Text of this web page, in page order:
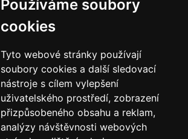
Používáme soubory
cookies
Tyto webové stránky používají
soubory cookies a další sledovací
nástroje s cílem vylepšení
uživatelského prostředí, zobrazení
přizpůsobeného obsahu a reklam,
analýzy návštěvnosti webových
800 10 10 77
BEZPLATNÁ INFOLINKA